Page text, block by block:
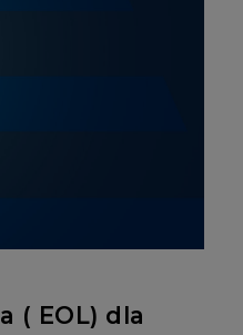
( EOL) dla